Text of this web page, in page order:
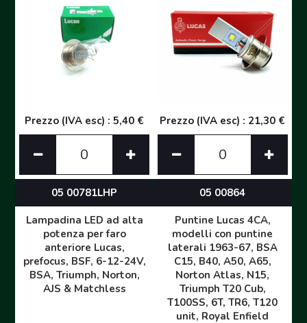
Prezzo (IVA esc) : 5,40 € Prezzo (IVA esc) : 21,30 €
05 00781LHP
Lampadina LED ad alta
potenza per faro
anteriore Lucas,
prefocus, BSF, 6-12-24V,
BSA, Triumph, Norton,
AJS & Matchless
05 00864
Puntine Lucas 4CA,
modelli con puntine
laterali 1963-67, BSA
C15, B40, A50, A65,
Norton Atlas, N15,
Triumph T20 Cub,
T100SS, 6T, TR6, T120
unit, Royal Enfield